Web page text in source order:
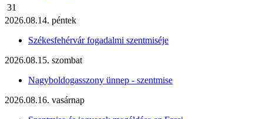
31
2026.08.14. péntek
Székesfehérvár fogadalmi szentmiséje
2026.08.15. szombat
Nagyboldogasszony ünnep - szentmise
2026.08.16. vasárnap